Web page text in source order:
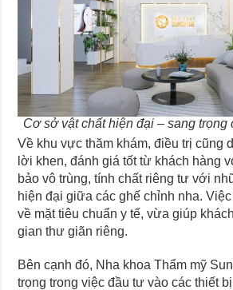
Cơ sở vật chất hiện đại – sang trọng
Về khu vực thăm khám, điều trị cũng
lời khen, đánh giá tốt từ khách hàng
bảo vô trùng, tính chất riêng tư với
hiện đại giữa các ghế chỉnh nha.
về mặt tiêu chuẩn y tế, vừa giúp
gian thư giãn riêng.
Bên cạnh đó, Nha khoa Thẩm mỹ
trọng trong việc đầu tư vào các thiết